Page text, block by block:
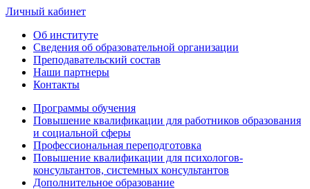
Личный кабинет
Об институте
Сведения об образовательной организации
Преподавательский состав
Наши партнеры
Контакты
Программы обучения
Повышение квалификации для работников образования
и социальной сферы
Профессиональная переподготовка
Повышение квалификации для психологов-
консультантов, системных консультантов
Дополнительное образование